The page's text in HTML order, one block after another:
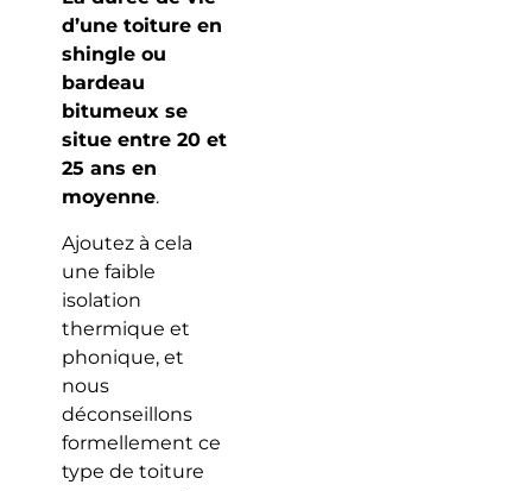
d’une toiture en
shingle ou
bardeau
bitumeux se
situe entre 20 et
25 ans en
moyenne.
Ajoutez à cela
une faible
isolation
thermique et
phonique, et
nous
déconseillons
formellement ce
type de toiture